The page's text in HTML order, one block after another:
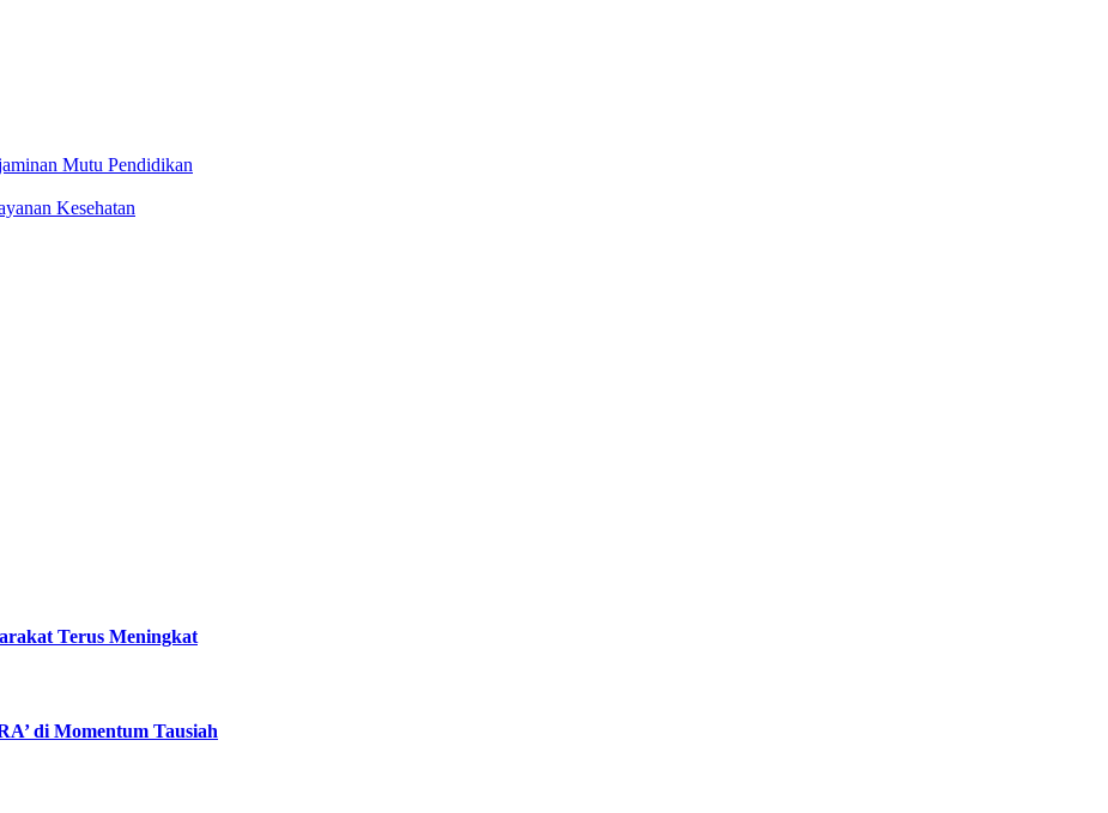
Mutu Pendidikan
Kesehatan
Terus Meningkat
di Momentum Tausiah